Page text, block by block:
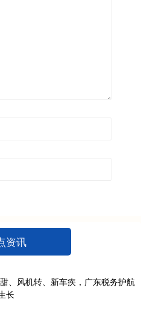
资讯
、风机转、新车疾，广东税务护航
长